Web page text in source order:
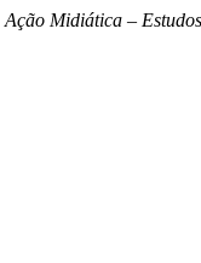
Ação Midiática –